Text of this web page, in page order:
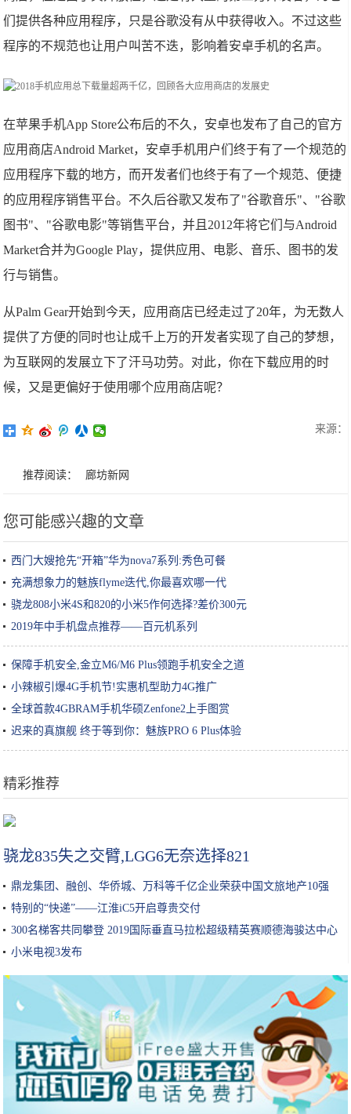
们提供各种应用程序，只是谷歌没有从中获得收入。不过这些
程序的不规范也让用户叫苦不迭，影响着安卓手机的名声。
在苹果手机App Store公布后的不久，安卓也发布了自己的官方
应用商店Android Market，安卓手机用户们终于有了一个规范的
应用程序下载的地方，而开发者们也终于有了一个规范、便捷
的应用程序销售平台。不久后谷歌又发布了"谷歌音乐"、"谷歌
图书"、"谷歌电影"等销售平台，并且2012年将它们与Android
Market合并为Google Play，提供应用、电影、音乐、图书的发
行与销售。
从Palm Gear开始到今天，应用商店已经走过了20年，为无数人
提供了方便的同时也让成千上万的开发者实现了自己的梦想，
为互联网的发展立下了汗马功劳。对此，你在下载应用的时
候，又是更偏好于使用哪个应用商店呢？
来源：
推荐阅读： 廊坊新网
您可能感兴趣的文章
西门大嫂抢先“开箱”华为nova7系列:秀色可餐
充满想象力的魅族flyme迭代,你最喜欢哪一代
骁龙808小米4S和820的小米5作何选择?差价300元
2019年中手机盘点推荐——百元机系列
保障手机安全,金立M6/M6 Plus领跑手机安全之道
小辣椒引爆4G手机节!实惠机型助力4G推广
全球首款4GBRAM手机华硕Zenfone2上手图赏
迟来的真旗舰 终于等到你：魅族PRO 6 Plus体验
精彩推荐
骁龙835失之交臂,LGG6无奈选择821
鼎龙集团、融创、华侨城、万科等千亿企业荣获中国文旅地产10强
特别的“快递”——江淮iC5开启尊贵交付
300名梯客共同攀登 2019国际垂直马拉松超级精英赛顺德海骏达中心
站欢乐开跑
小米电视3发布